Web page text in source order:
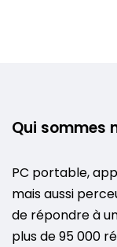
Qui sommes
PC portable,
mais aussi
de répondre à
plus de 95 000